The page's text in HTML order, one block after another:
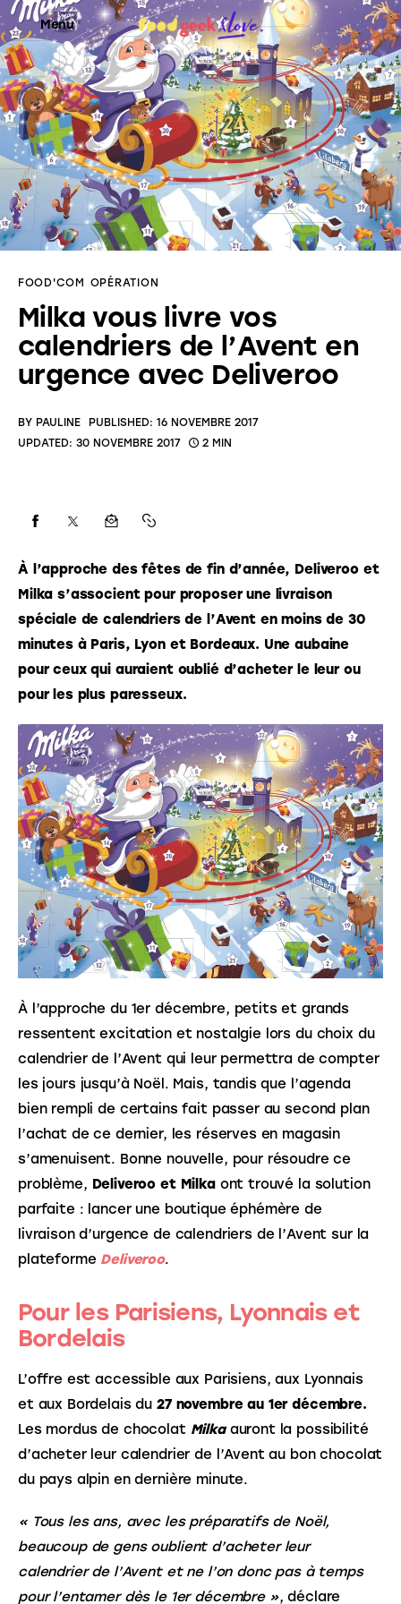
Menu
Food’News
Food’Com
Food’Art
Food’Life
FOOD'COM OPÉRATION
Milka vous livre vos
calendriers de l’Avent en
urgence avec Deliveroo
BY PAULINE PUBLISHED: 16 NOVEMBRE 2017
UPDATED: 30 NOVEMBRE 2017 2 MIN
À l’approche des fêtes de fin d’année, Deliveroo et
Milka s’associent pour proposer une livraison
spéciale de calendriers de l’Avent en moins de 30
minutes à Paris, Lyon et Bordeaux. Une aubaine
pour ceux qui auraient oublié d’acheter le leur ou
pour les plus paresseux.
À l’approche du 1er décembre, petits et grands
ressentent excitation et nostalgie lors du choix du
calendrier de l’Avent qui leur permettra de compter
les jours jusqu’à Noël. Mais, tandis que l’agenda
bien rempli de certains fait passer au second plan
l’achat de ce dernier, les réserves en magasin
s’amenuisent. Bonne nouvelle, pour résoudre ce
problème, Deliveroo et Milkaont trouvé la solution
parfaite : lancer une boutique éphémère de
livraison d’urgence de calendriers de l’Avent sur la
plateforme Deliveroo.
Pour les Parisiens, Lyonnais et
Bordelais
L’offre est accessible aux Parisiens, aux Lyonnais
et aux Bordelais du 27 novembre au 1er décembre.
Les mordus de chocolat Milkaauront la possibilité
d’acheter leur calendrier de l’Avent au bon chocolat
du pays alpin en dernière minute.
« Tous les ans, avec les préparatifs de Noël,
beaucoup de gens oublient d’acheter leur
calendrier de l’Avent et ne l’on donc pas à temps
pour l’entamer dès le 1er décembre », déclare